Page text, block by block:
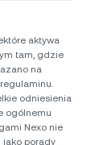
aktywa
tam, gdzie
na
odniesienia
ogólnemu
Nexo nie
jako porady